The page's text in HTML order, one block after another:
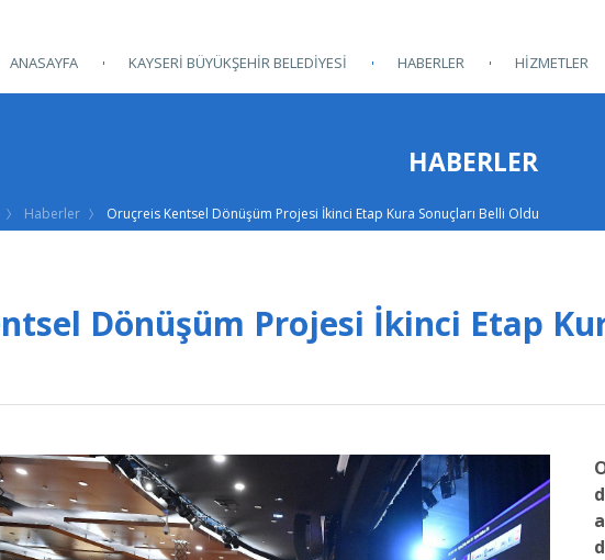
ANASAYFA KAYSERİ BÜYÜKŞEHİR BELEDİYESİ HABERLER HİZMETLER
HABERLER
Haberler Oruçreis Kentsel Dönüşüm Projesi İkinci Etap Kura Sonuçları Belli Oldu
Dönüşüm Projesi İkinci Etap